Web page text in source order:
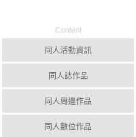
Content
同人活動資訊
同人誌作品
同人周邊作品
同人數位作品